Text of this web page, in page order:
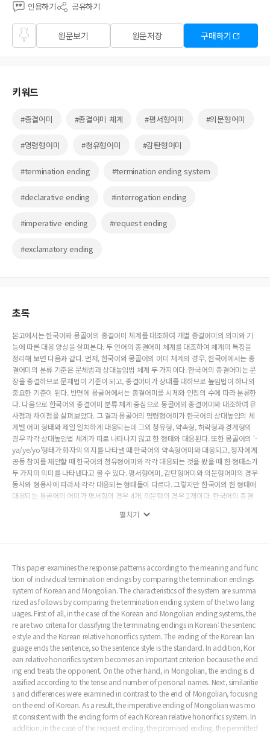
인용하기 공유하기
즐겨
찾기
원문보기 원문저장 구매하기
키워드
#종결어미 #종결어미 체계 #평서형어미 #의문형어미
#명령형어미 #청유형어미 #감탄형어미
#termination ending #termination ending system
#declarative ending #interrogation ending
#imperative ending #request ending
#exclamatory ending
초록
본고에서는 한국어와 몽골어의 종결어미 체계를 대조하여 개별 종결어미의 의미와 기
능에 따른 대응 양상을 살펴본다. 두 언어의 종결어미 체계를 대조하여 체계의 특징을
정리해 보면 다음과 같다. 먼저, 한국어와 몽골어의 어미 체계의 경우, 한국어에서는 종
결어미의 분류 기준은 문체법과 상대높임법 체계 두 가지이다. 한국어의 종결어미는 문
장을 종결하므로 문체법이 기준이 되고, 종결어미가 상대를 대하므로 높임법이 하나의
중요한 기준이 된다. 반면에 몽골어에서는 종결어미를 시제와 인칭의 수에 따라 분류한
다. 다음으로 한국어의 종결어미 분류 체계 중심으로 몽골어의 종결어미와 대조하여 유
사점과 차이점을 살펴보았다. 그 결과 몽골어의 명령형어미가 한국어의 상대높임의 체
계별 어미 형태와 제일 일치하게 대응되는데 그외 청유형, 약속형, 허락형과 경계형의
경우 각각 상대높임법 체계가 따로 나타나지 않고 한 형태와 대응된다. 또한 몽골어의 ‘-
ya/ye/yo’형태가 화자의 의지를 나타낼 때 한국어의 약속형어미와 대응되고, 청자에게
공동 참여를 제안할 때 한국어의 청유형어미와 각각 대응되는 것을 봤을 때 한 형태소가
두 가지의 의미를 나타낸다고 볼 수 있다. 평서형어미, 감탄형어미와 의문형어미의 경우
동사와 형용사에 따라서 각각 대응되는 형태들이 다르다. 그렇지만 한국어의 한 형태에
대응되는 몽골어의 어미가 평서형의 경우 4개, 의문형의 경우 2개이다. 한국어의 종결
있고 활용할 때에도 앞의 용언 어간이 모음이냐 자음이냐에 따른 이형태가 있어서 불규
불규칙 활용에 따른 이형태가 없다. 또한 한국어에 대응되지 않는 몽골어의 종결어미도
국어에서 대응되는 종결어미가 없다. 그렇지만 각각 기능과 의미 면에서 대응시킬 수 있
는 문법 표현들이 있는데, 본고에서는 몽골어의 축복 기원 ‘-tygai/tugei’를 한국어의 ‘-
기를 바란다’ 문법 표현과 대응시키고, 몽골어의 희망 ‘-aasai4’ 형태를 한국어의 ‘-었/
았/였으면 한다’ 문법 표현, ‘-sygai/sugei’를 ‘-ㅁ’ 전성어미로, ‘-g’ 어미를 ‘-도 좋다, -도
록 하다’ 문법 표현에 대응된다고 보았다. 이러한 종결어미의 체계 분류 및 기능적 대조
연구를 통해서 그간 이루어지지 않은 부분에 대해 밝힌다는 언어학적 의의도 있으며 이
와 더불어 한국어-몽골어 번역이나 외국어교육 등에서 활용할 수 있는 기초 자료가 될
수 있을 것으로 기대한다.
펼치기
This paper examines the response patterns according to the meaning and func
tion of individual termination endings by comparing the termination endings
system of Korean and Mongolian. The characteristics of the system are summa
rized as follows by comparing the termination ending system of the two lang
uages. First of all, in the case of the Korean and Mongolian ending systems, the
re are two criteria for classifying the terminating endings in Korean: the sentenc
e style and the Korean relative honorifics system. The ending of the Korean lan
guage ends the sentence, so the sentence style is the standard. In addition, Kor
ean relative honorifics system becomes an important criterion because the end
ing end treats the opponent. On the other hand, in Mongolian, the ending is cl
assified according to the tense and number of personal names. Next, similaritie
s and differences were examined in contrast to the end of Mongolian, focusing
on the end of Korean. As a result, the imperative ending of Mongolian was mo
st consistent with the ending form of each Korean relative honorifics system. In
addition, in the case of the request ending, the promised ending, the permitted